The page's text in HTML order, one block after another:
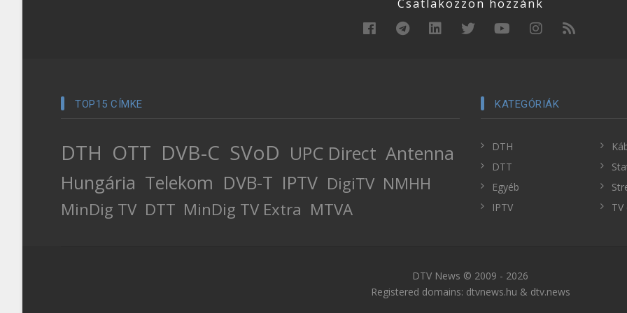
Csatlakozzon hozzánk
TOP15 CÍMKE
DTH OTT DVB-C SVoD UPC Direct Antenna
Hungária Telekom DVB-T IPTV DigiTV NMHH
MinDig TV DTT MinDig TV Extra MTVA
KATEGÓRIÁK
DTH
DTT
Egyéb
IPTV
DTV News © 2009 - 2026
Registered domains: dtvnews.hu & dtv.news